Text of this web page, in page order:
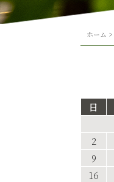
ホーム >
日
2
9
16